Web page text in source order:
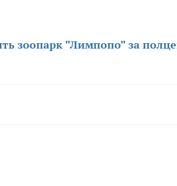
зоопарк "Лимпопо" за